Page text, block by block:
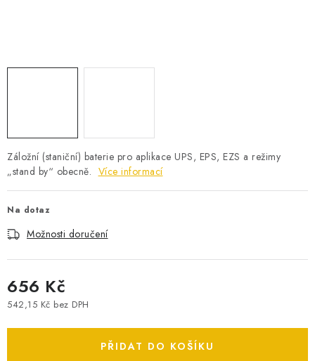
TESTERY BATERIÍ
BATERIE PRO NOUZOVÁ OSVĚTLENÍ
PŘÍSLUŠENSTVÍ
DOPRAVA ZDARMA
Záložní (staniční) baterie pro aplikace UPS, EPS, EZS a režimy
„stand by“ obecně. Více informací
Na dotaz
Možnosti doručení
656 Kč
542,15 Kč bez DPH
PŘIDAT DO KOŠÍKU